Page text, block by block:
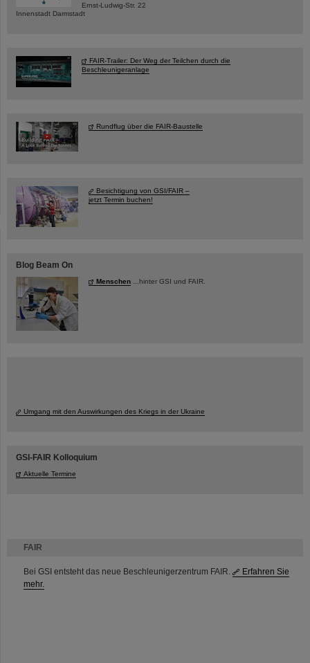
FAIR
Bei GSI entsteht das neue Beschleunigerzentrum FAIR.
Erfahren Sie
mehr.
Ernst-Ludwig-Str. 22
Innenstadt Darmstadt
FAIR-Trailer: Der Weg der Teilchen durch die
Beschleunigeranlage
Rundflug über die FAIR-Baustelle
Besichtigung von GSI/FAIR –
jetzt Termin buchen!
Blog Beam On
Menschen ...hinter GSI und FAIR.
Umgang mit den Auswirkungen des Kriegs in der Ukraine
GSI-FAIR Kolloquium
Aktuelle Termine